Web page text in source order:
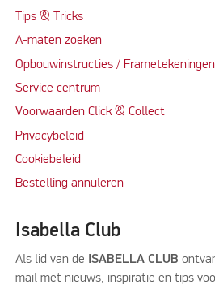
Tips & Tricks
A-maten zoeken
Opbouwinstructies / Frametekeningen
Service centrum
Voorwaarden Click & Collect
Privacybeleid
Cookiebeleid
Bestelling annuleren
Isabella Club
Als lid van de ISABELLA CLUB
mail met nieuws, inspiratie en tips